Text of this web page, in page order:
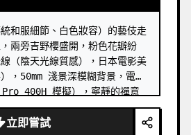
和服細節、白色妝容）的藝伎走
兩旁吉野櫻盛開，粉色花瓣紛
（陰天光線質感），日本電影美
，50mm 淺景深模糊背景，電影
400H 模擬），寧靜的禪意
的垂直構圖
立即嘗試